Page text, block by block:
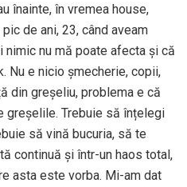
înainte, în vremea house,
de ani, 23, când aveam
nu mă poate afecta și că
Nu e nicio șmecherie, copii,
din greșeliu, problema e că
greșelile. Trebuie să înțelegi
să vină bucuria, să te
continuă și într-un haos total,
asta este vorba. Mi-am dat